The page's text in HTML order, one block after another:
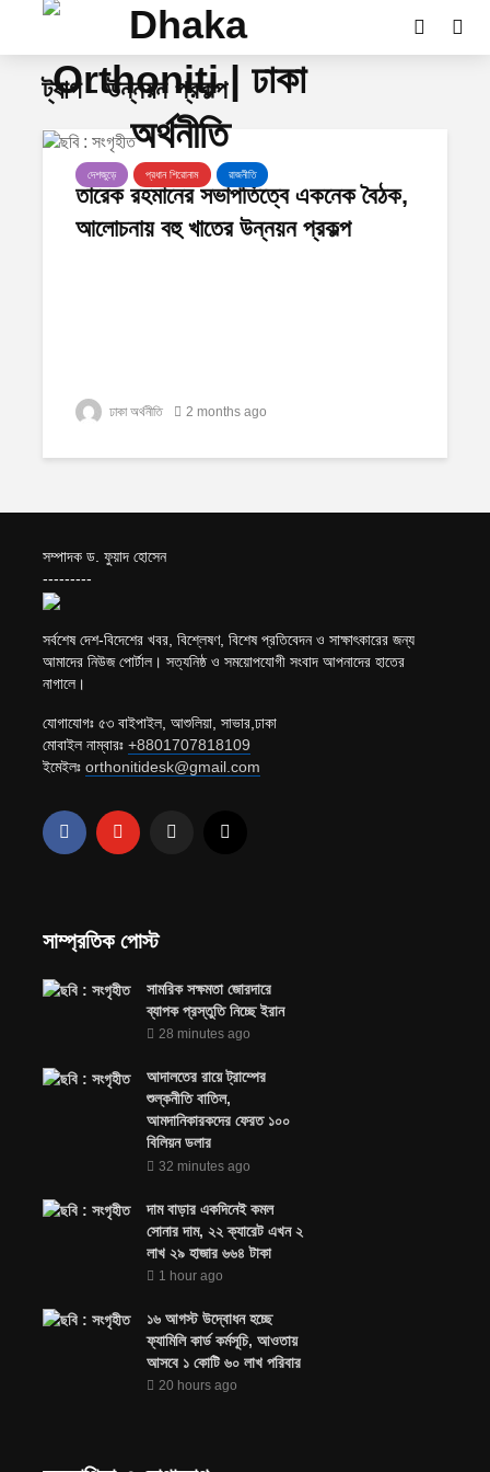
ট্যাগ - উন্নয়ন প্রকল্প
দেশজুড়ে প্রধান শিরোনাম রাজনীতি
তারেক রহমানের সভাপতিত্বে একনেক বৈঠক,
আলোচনায় বহু খাতের উন্নয়ন প্রকল্প
ঢাকা অর্থনীতি 2 months ago
সম্পাদক ড. ফুয়াদ হোসেন
---------
সর্বশেষ দেশ-বিদেশের খবর, বিশ্লেষণ, বিশেষ প্রতিবেদন ও সাক্ষাৎকারের জন্য
আমাদের নিউজ পোর্টাল। সত্যনিষ্ঠ ও সময়োপযোগী সংবাদ আপনাদের হাতের
নাগালে।
যোগাযোগঃ ৫৩ বাইপাইল, আশুলিয়া, সাভার,ঢাকা
মোবাইল নাম্বারঃ +8801707818109
ইমেইলঃ orthonitidesk@gmail.com
সাম্প্রতিক পোস্ট
সামরিক সক্ষমতা জোরদারে
ব্যাপক প্রস্তুতি নিচ্ছে ইরান
28 minutes ago
আদালতের রায়ে ট্রাম্পের
শুল্কনীতি বাতিল,
আমদানিকারকদের ফেরত ১০০
বিলিয়ন ডলার
32 minutes ago
দাম বাড়ার একদিনেই কমল
সোনার দাম, ২২ ক্যারেট এখন ২
লাখ ২৯ হাজার ৬৬৪ টাকা
1 hour ago
১৬ আগস্ট উদ্বোধন হচ্ছে
ফ্যামিলি কার্ড কর্মসূচি, আওতায়
আসবে ১ কোটি ৬০ লাখ পরিবার
20 hours ago